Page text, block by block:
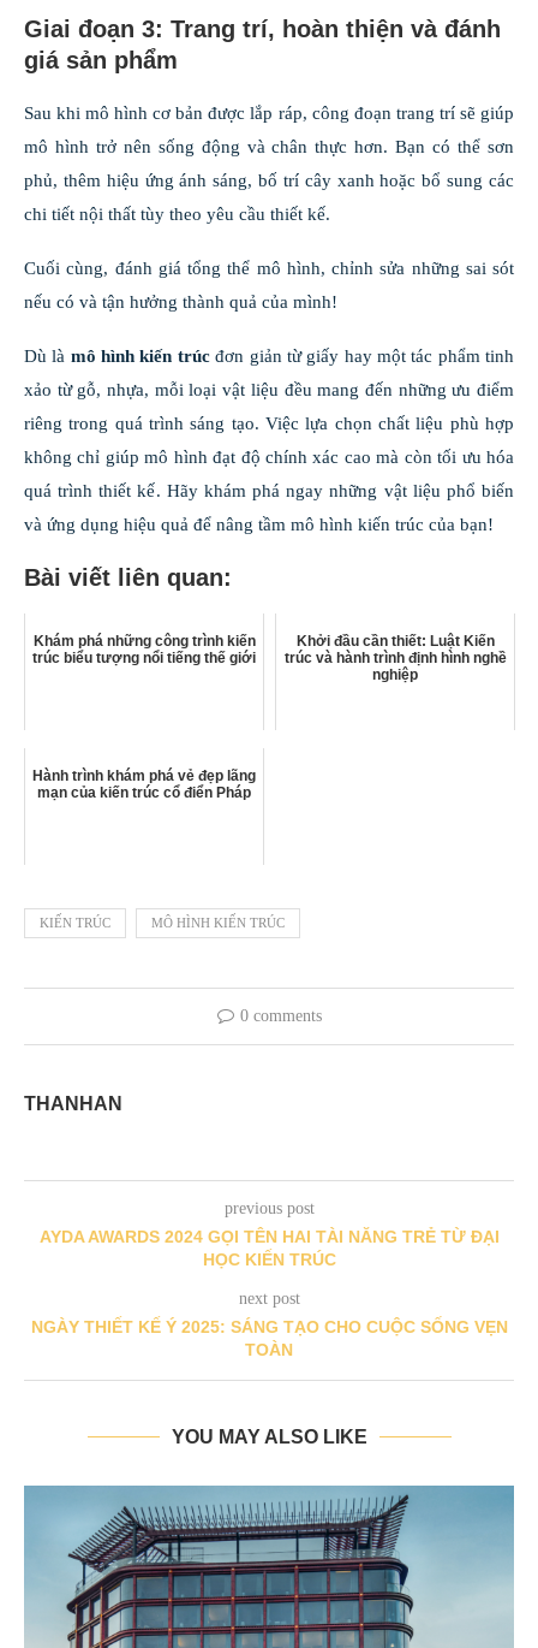
Giai đoạn 3: Trang trí, hoàn thiện và đánh
giá sản phẩm
Sau khi mô hình cơ bản được lắp ráp, công đoạn trang trí sẽ giúp
mô hình trở nên sống động và chân thực hơn. Bạn có thể sơn
phủ, thêm hiệu ứng ánh sáng, bố trí cây xanh hoặc bổ sung các
chi tiết nội thất tùy theo yêu cầu thiết kế.
Cuối cùng, đánh giá tổng thể mô hình, chỉnh sửa những sai sót
nếu có và tận hưởng thành quả của mình!
Dù là mô hình kiến trúcđơn giản từ giấy hay một tác phẩm tinh
xảo từ gỗ, nhựa, mỗi loại vật liệu đều mang đến những ưu điểm
riêng trong quá trình sáng tạo. Việc lựa chọn chất liệu phù hợp
không chỉ giúp mô hình đạt độ chính xác cao mà còn tối ưu hóa
quá trình thiết kế. Hãy khám phá ngay những vật liệu phổ biến
và ứng dụng hiệu quả để nâng tầm mô hình kiến trúc của bạn!
Bài viết liên quan:
Khám phá những công trình kiến
trúc biểu tượng nổi tiếng thế giới
Khởi đầu cần thiết: Luật Kiến
trúc và hành trình định hình nghề
nghiệp
Hành trình khám phá vẻ đẹp lãng
mạn của kiến trúc cổ điển Pháp
KIẾN TRÚC MÔ HÌNH KIẾN TRÚC
0 comments
THANHAN
previous post
AYDA AWARDS 2024 GỌI TÊN HAI TÀI NĂNG TRẺ TỪ ĐẠI
HỌC KIẾN TRÚC
next post
NGÀY THIẾT KẾ Ý 2025: SÁNG TẠO CHO CUỘC SỐNG VẸN
TOÀN
YOU MAY ALSO LIKE